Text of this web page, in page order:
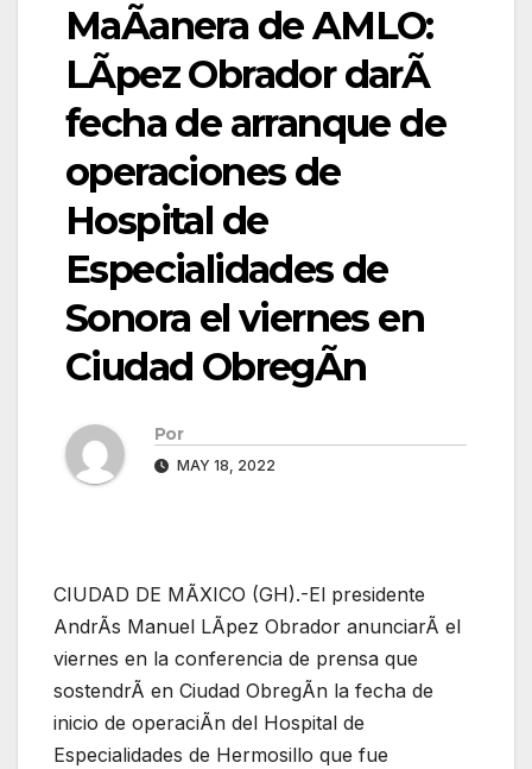
MaÃanera de AMLO:
LÃpez Obrador darÃ
fecha de arranque de
operaciones de
Hospital de
Especialidades de
Sonora el viernes en
Ciudad ObregÃn
Por
MAY 18, 2022
CIUDAD DE MÃXICO (GH).-El presidente
AndrÃs Manuel LÃpez Obrador anunciarÃ el
viernes en la conferencia de prensa que
sostendrÃ en Ciudad ObregÃn la fecha de
inicio de operaciÃn del Hospital de
Especialidades de Hermosillo que fue